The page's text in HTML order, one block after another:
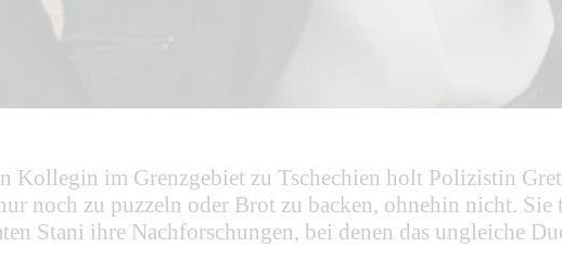
Kollegin im Grenzgebiet zu Tschechien holt Polizistin
noch zu puzzeln oder Brot zu backen, ohnehin nicht.
Stani ihre Nachforschungen, bei denen das ungleiche